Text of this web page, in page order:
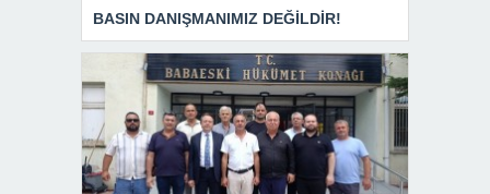
BASIN DANIŞMANIMIZ DEĞİLDİR!